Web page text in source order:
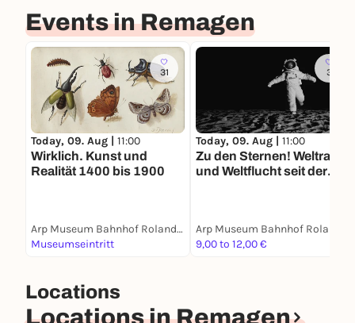
Events in Remagen
31
Today, 09. Aug | 11:00
Wirklich. Kunst und
Realität 1400 bis 1900
Arp Museum Bahnhof Rolandseck
Museumseintritt
3
Today, 09. Aug | 11:00
Zu den Sternen! Weltraum
und Weltflucht seit der
9,00 to 12,00 €
Locations
Locations in Remagen